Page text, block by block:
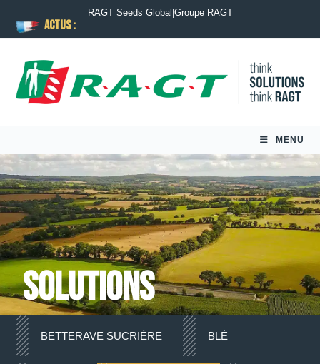
ACTUS :
RAGT Seeds Global Groupe RAGT
MENU
Solutions
BETTERAVE SUCRIÈRE BLÉ